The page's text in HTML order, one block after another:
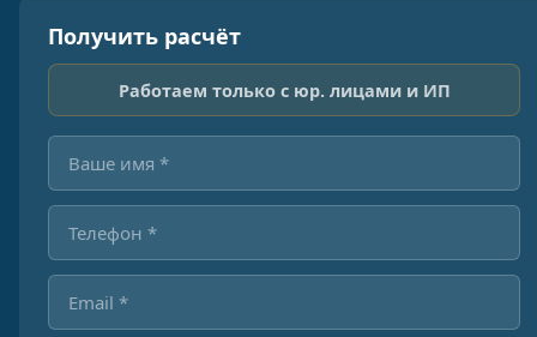
Получить расчёт
Работаем только с юр. лицами и ИП